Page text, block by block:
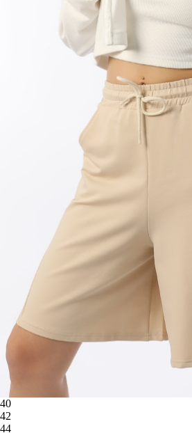
40
42
44